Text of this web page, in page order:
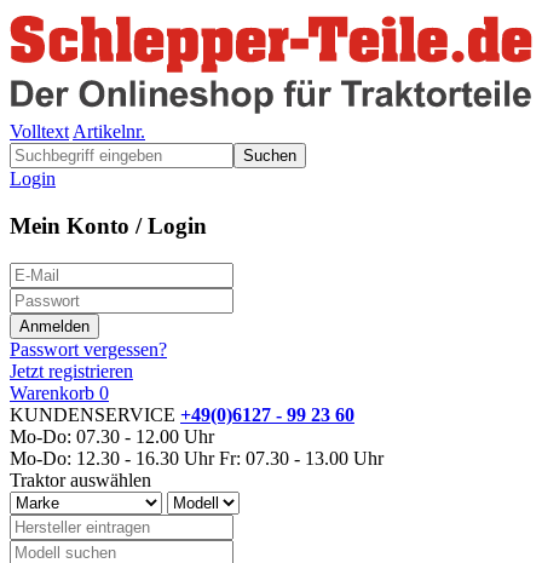
Volltext Artikelnr.
Suchen
Login
Mein Konto / Login
Passwort vergessen?
Jetzt registrieren
Warenkorb 0
KUNDENSERVICE +49(0)6127 - 99 23 60
Mo-Do: 07.30 - 12.00 Uhr
Mo-Do: 12.30 - 16.30 Uhr Fr: 07.30 - 13.00 Uhr
Traktor auswählen